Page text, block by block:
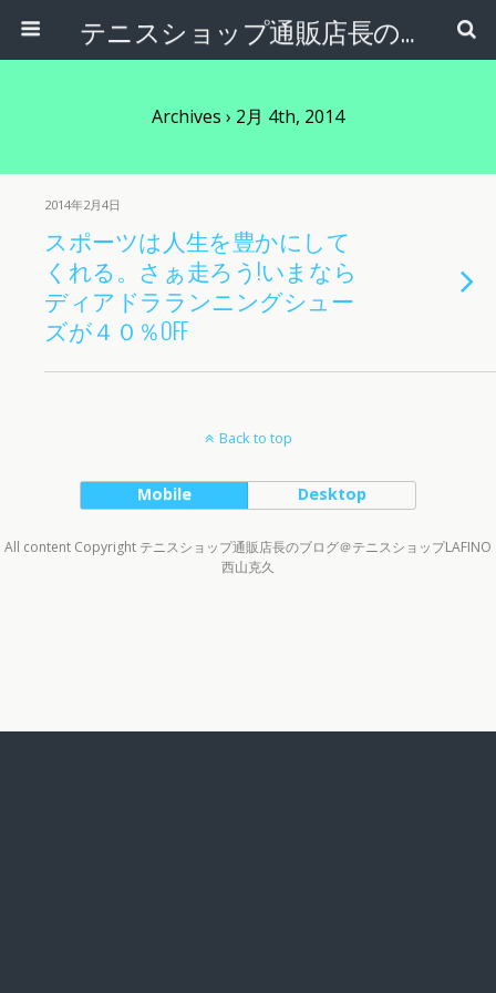
テニスショップ通販店長のブログ＠テニスショップLAFINO 西山克久
Archives › 2月 4th, 2014
2014年2月4日
スポーツは人生を豊かにして
くれる。さぁ走ろう!いまなら
ディアドラランニングシュー
ズが４０％OFF
Back to top
Mobile Desktop
All content Copyright テニスショップ通販店長のブログ＠テニスショップLAFINO
西山克久